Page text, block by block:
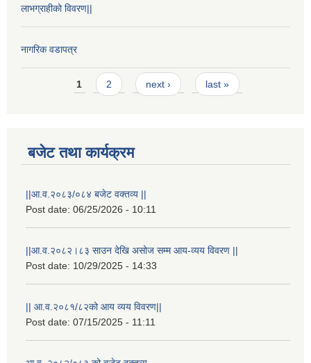
लाभग्राहीको विवरण||
नागरिक वडापत्र
Pages1 2 next › last »
बजेट तथा कार्यक्रम
||आ.व.२०८३/०८४ बजेट वक्तव्य ||
Post date: 06/25/2026 - 10:11
||आ.व.२०८२।८३ साउन देखि असोज सम्म आय-व्यय विवरण ||
Post date: 10/29/2025 - 14:33
|| आ.व.२०८१/८२को आय व्यय विवरण||
Post date: 07/15/2025 - 11:11